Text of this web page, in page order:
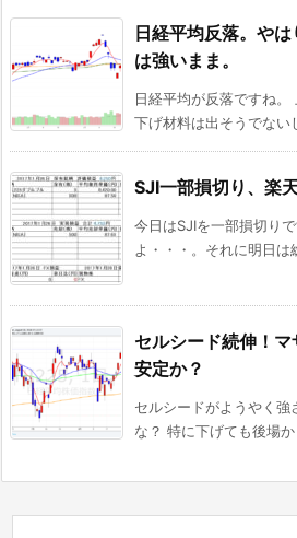
日経平均反落。や
は強いまま。
日経平均が反落ですね。
下げ材料は出そうでない
SJI一部損切り、楽
今日はSJIを一部損切り
よ・・・。それに明日は
セルシード続伸！
安定か？
セルシードがようやく
な？ 特に下げても後場